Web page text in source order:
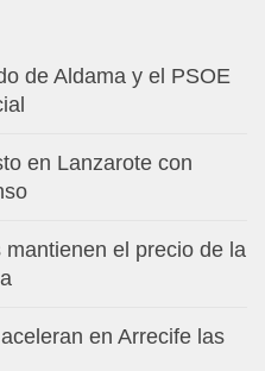
de Aldama y el PSOE
en Lanzarote con
el precio de la
en Arrecife las